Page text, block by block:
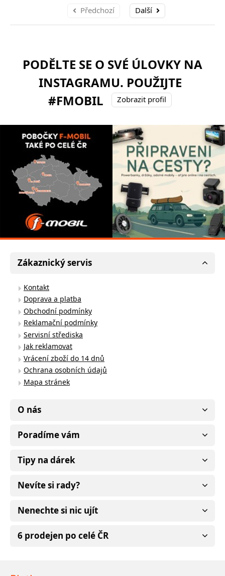
Předchozí Další
PODĚLTE SE O SVÉ ÚLOVKY NA
INSTAGRAMU. POUŽIJTE
#FMOBIL
Zobrazit profil
Zákaznický servis
Kontakt
Doprava a platba
Obchodní podmínky
Reklamační podmínky
Servisní střediska
Jak reklamovat
Vrácení zboží do 14 dnů
Ochrana osobních údajů
Mapa stránek
O nás
Poradíme vám
Tipy na dárek
Nevíte si rady?
Nenechte si nic ujít
6 prodejen po celé ČR